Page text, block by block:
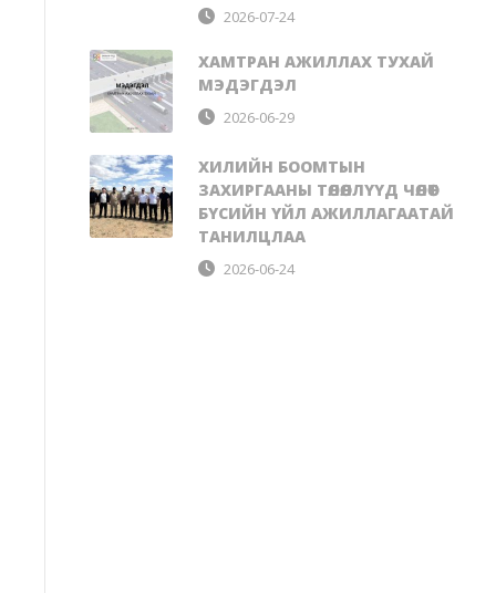
2026-07-24
ХАМТРАН АЖИЛЛАХ ТУХАЙ
МЭДЭГДЭЛ
2026-06-29
ХИЛИЙН БООМТЫН
ЗАХИРГААНЫ ТӨЛӨӨЛЛҮҮД ЧӨЛӨӨТ
БҮСИЙН ҮЙЛ АЖИЛЛАГААТАЙ
ТАНИЛЦЛАА
2026-06-24